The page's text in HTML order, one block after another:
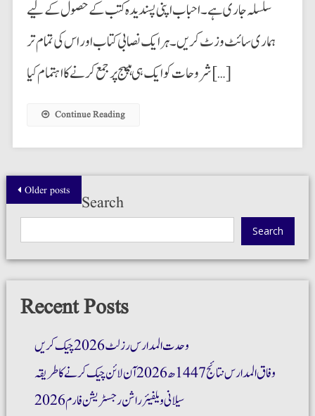
سلسلہ جاری ہے۔ احباب اپنی پسندیدہ کتب کے حصول کے لیے
ہماری سائٹ وزٹ کریں۔ ہر ایک نصابی کتاب اوراس کی تمام تر
شروحات کو ایک ہی ہپیج پر جمع کرنے کااہتمام کیا […]
Continue Reading
Posts
navigation
Older posts
Search
Search
Recent Posts
وحدت المدارس رزلٹ 2026 چیک کریں
وفاق المدارس نتائج 1447ھ 2026 آن لائن چیک کرنے کا طریقہ
سیلانی ویلفیئر راشن رجسٹریشن فارم 2026